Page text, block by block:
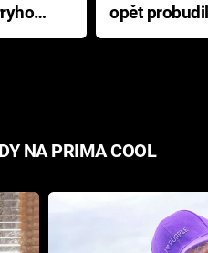
opět
přichází s
NA PRIMA COOL